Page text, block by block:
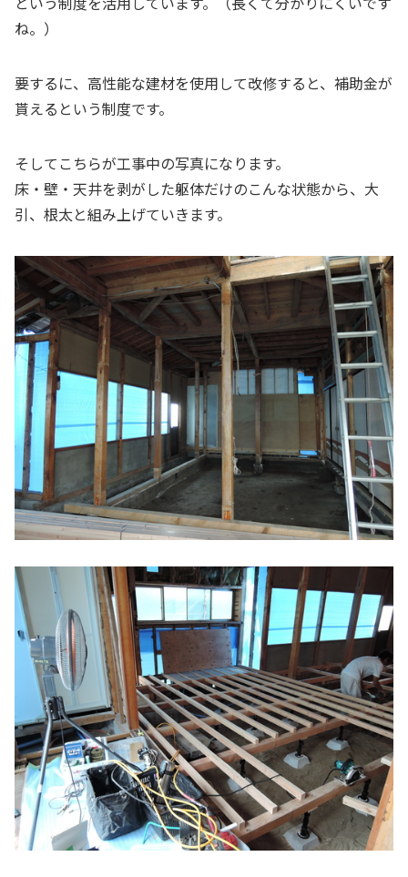
ね。）
要するに、高性能な建材を使用して改修すると、補助金が
貰えるという制度です。
そしてこちらが工事中の写真になります。
床・壁・天井を剥がした躯体だけのこんな状態から、大
引、根太と組み上げていきます。